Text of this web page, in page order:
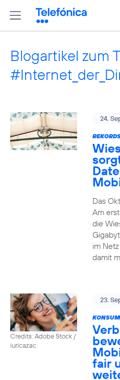
Blogartikel zum
24.
Das
Am
die
im
damit
Credits: Adobe Stock /
iuricazac
23.
fair